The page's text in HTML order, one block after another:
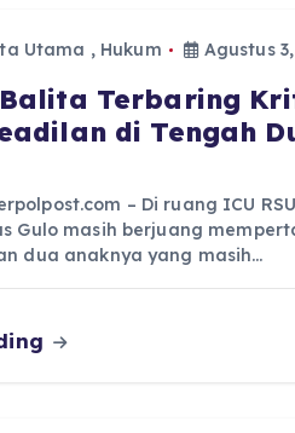
Utama , Hukum Agustus
Terbaring
di Tengah
– Di ruang ICU
Gulo masih berjuang
dua anaknya yang masih…